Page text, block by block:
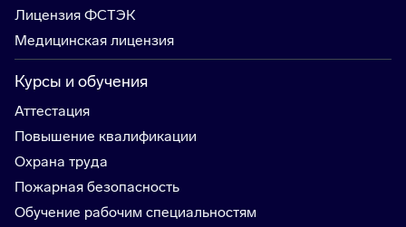
Лицензия ФСТЭК
Медицинская лицензия
Курсы и обучения
Аттестация
Повышение квалификации
Охрана труда
Пожарная безопасность
Обучение рабочим специальностям